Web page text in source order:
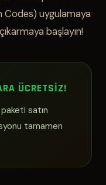
Codes) uygulamaya
başlayın!
ÜCRETSIZ!
satın
tamamen